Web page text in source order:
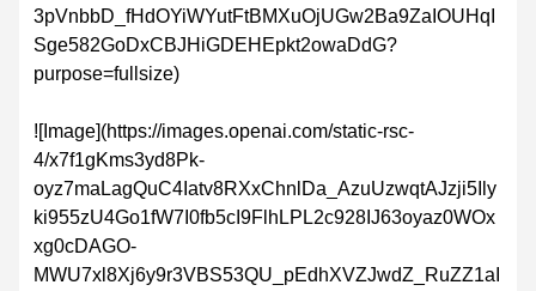
3pVnbbD_fHdOYiWYutFtBMXuOjUGw2Ba9ZaIOUHqI
Sge582GoDxCBJHiGDEHEpkt2owaDdG?
purpose=fullsize)
![Image](https://images.openai.com/static-rsc-
4/x7f1gKms3yd8Pk-
oyz7maLagQuC4Iatv8RXxChnlDa_AzuUzwqtAJzji5Ily
ki955zU4Go1fW7I0fb5cI9FlhLPL2c928IJ63oyaz0WOx
xg0cDAGO-
MWU7xl8Xj6y9r3VBS53QU_pEdhXVZJwdZ_RuZZ1aI